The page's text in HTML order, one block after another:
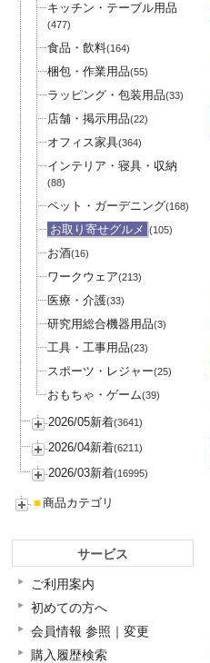
キッチン・テーブル用品
(477)
食品・飲料(164)
梱包・作業用品(55)
ラッピング・包装用品(33)
店舗・掲示用品(22)
オフィス家具(364)
インテリア・寝具・収納
(88)
ペット・ガーデニング(168)
お取り寄せグルメ (105)
お酒(16)
ワークウェア(213)
医療・介護(33)
研究用総合機器用品(3)
工具・工事用品(23)
スポーツ・レジャー(25)
おもちゃ・ゲーム(39)
2026/05新着(3641)
2026/04新着(6211)
2026/03新着(16995)
■ 商品カテゴリ
サービス
ご利用案内
初めての方へ
会員情報 参照｜変更
購入履歴検索